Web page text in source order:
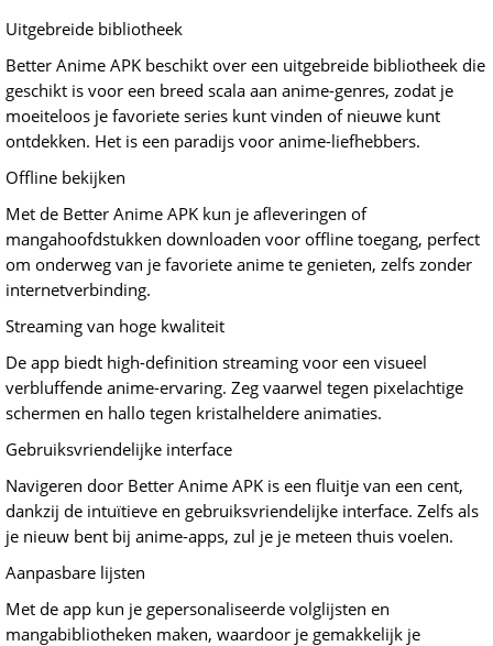
Uitgebreide bibliotheek
Better Anime APK beschikt over een uitgebreide bibliotheek die
geschikt is voor een breed scala aan anime-genres, zodat je
moeiteloos je favoriete series kunt vinden of nieuwe kunt
ontdekken. Het is een paradijs voor anime-liefhebbers.
Offline bekijken
Met de Better Anime APK kun je afleveringen of
mangahoofdstukken downloaden voor offline toegang, perfect
om onderweg van je favoriete anime te genieten, zelfs zonder
internetverbinding.
Streaming van hoge kwaliteit
De app biedt high-definition streaming voor een visueel
verbluffende anime-ervaring. Zeg vaarwel tegen pixelachtige
schermen en hallo tegen kristalheldere animaties.
Gebruiksvriendelijke interface
Navigeren door Better Anime APK is een fluitje van een cent,
dankzij de intuïtieve en gebruiksvriendelijke interface. Zelfs als
je nieuw bent bij anime-apps, zul je je meteen thuis voelen.
Aanpasbare lijsten
Met de app kun je gepersonaliseerde volglijsten en
mangabibliotheken maken, waardoor je gemakkelijk je